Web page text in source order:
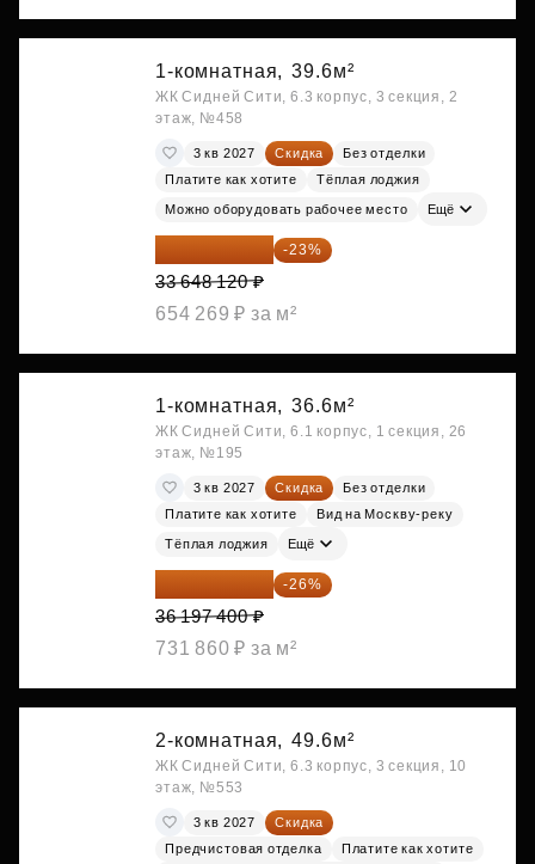
1-комнатная, 39.6м²
ЖК Сидней Сити, 6.3 корпус, 3 секция, 2
этаж, №458
3 кв 2027 Скидка
Без отделки
Платите как хотите
Тёплая лоджия
Можно оборудовать рабочее место Ещё
25 909 052 ₽ -23%
33 648 120 ₽
654 269 ₽ за м²
1-комнатная, 36.6м²
ЖК Сидней Сити, 6.1 корпус, 1 секция, 26
этаж, №195
3 кв 2027 Скидка
Без отделки
Платите как хотите
Вид на Москву-реку
Тёплая лоджия Ещё
26 786 076 ₽ -26%
36 197 400 ₽
731 860 ₽ за м²
2-комнатная, 49.6м²
ЖК Сидней Сити, 6.3 корпус, 3 секция, 10
этаж, №553
3 кв 2027
Скидка
Предчистовая отделка
Платите как хотите